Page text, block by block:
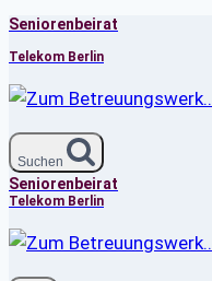
Zum
Inhalt
springen
Seniorenbeirat
Telekom Berlin
Suchen
Seniorenbeirat
Telekom Berlin